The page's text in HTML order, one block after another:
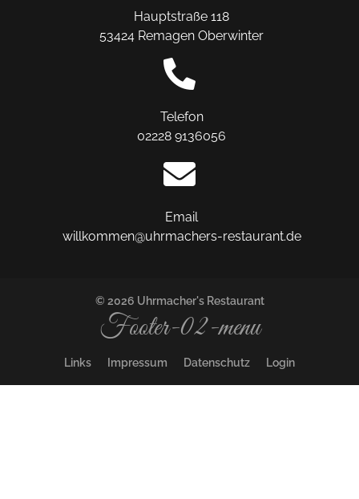
Hauptstraße 118
53424 Remagen Oberwinter
Telefon
02228 9136056
Email
willkommen@uhrmachers-restaurant.de
© 2026 Uhrmacher's Restaurant
Footer-02-menu
Links Impressum Datenschutz Login